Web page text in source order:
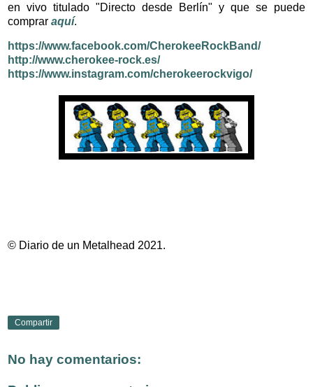
en vivo titulado "Directo desde Berlín" y que se puede
comprar aquí.
https://www.facebook.com/CherokeeRockBand/
http://www.cherokee-rock.es/
https://www.instagram.com/cherokeerockvigo/
© Diario de un Metalhead 2021.
Compartir
No hay comentarios: